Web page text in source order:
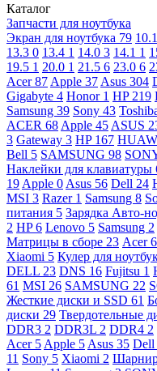
Каталог
Запчасти для ноутбука
Экран для ноутбука 79 10.1
13.3 0 13.4 1 14.0 3 14.1 1
19.5 1 20.0 1 21.5 6 23.0 6
Acer87 Apple 37 Asus 304
Gigabyte 4 Honor 1 HP 219
Samsung 39 Sony 43
ACER 68 Apple 45 ASUS
3 Gateway 3 HP 167
Bell 5 SAMSUNG 98
Наклейки для клавиатуры
19 Apple 0 Asus 56 Dell 24
MSI 3 Razer 1 Samsung 8
питания 5 Зарядка Авто-
2 HP6 Lenovo 5 Samsung 2
Матрицы в сборе 23 Acer6
Xiaomi 5 Кулер для
DELL 23 DNS 16 Fujitsu 1
61 MSI 26 SAMSUNG 22
Жесткие диски и SSD 61
диски 29 Твердотельные
DDR3 2 DDR3L 2 DDR4 2
Acer 5 Apple 5 Asus 35 Dell
11 Sony 5 Xiaomi 2